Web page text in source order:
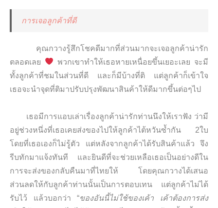
การเจอลูกค้าที่ดี
คุณกวางรู้สึกโชคดีมากที่ส่วนมากจะเจอลูกค้าน่ารัก
ตลอดเลย
พวกเขาทำให้เธอหายเหนื่อยขึ้นเยอะเลย จะมี
ทั้งลูกค้าที่ชมในส่วนที่ดี และก็มีบ้างที่ติ แต่ลูกค้าก็เข้าใจ
เธอจะนำจุดที่ติมาปรับปรุงพัฒนาสินค้าให้ดีมากขึ้นต่อๆไป
เธอมีการแอบเล่าเรื่องลูกค้าน่ารักท่านนึงให้เราฟัง ว่ามี
อยู่ช่วงหนึ่งที่เธอเคยส่งของไปให้ลูกค้าไต้หวันซ้ำกัน 2ใบ
โดยที่เธอเองก็ไม่รู้ตัว แต่หลังจากลูกค้าได้รับสินค้าแล้ว จึง
รีบทักมาแจ้งทันที และยินดีที่จะช่วยเหลือเธอเป็นอย่างดีใน
การจะส่งของกลับคืนมาที่ไทยให้ โดยคุณกวางได้เสนอ
ส่วนลดให้กับลูกค้าท่านนั้นเป็นการตอบเทน แต่ลูกค้าไม่ได้
รับไว้ แล้วบอกว่า “ของอันนี้ไม่ใช้ของเค้า เค้าต้องการส่ง